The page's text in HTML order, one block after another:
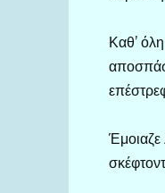
Καθ’
Έμοιαζε